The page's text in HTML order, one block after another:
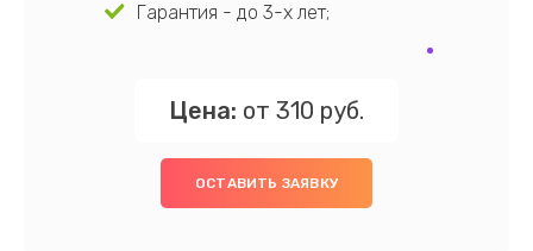
Гарантия - до 3-х лет;
Цена: от 310 руб.
ОСТАВИТЬ ЗАЯВКУ